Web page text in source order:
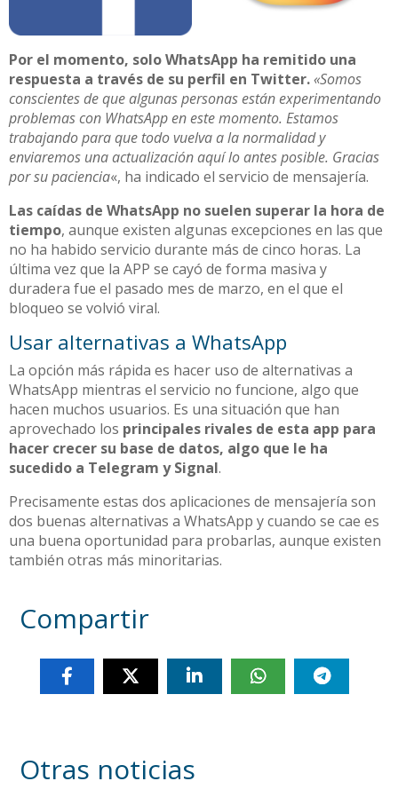
Por el momento, solo WhatsApp ha remitido una
respuesta a través de su perfil en Twitter.«Somos
conscientes de que algunas personas están experimentando
problemas con WhatsApp en este momento. Estamos
trabajando para que todo vuelva a la normalidad y
enviaremos una actualización aquí lo antes posible. Gracias
por su paciencia«, ha indicado el servicio de mensajería.
Las caídas de WhatsApp no suelen superar la hora de
tiempo, aunque existen algunas excepciones en las que
no ha habido servicio durante más de cinco horas. La
última vez que la APP se cayó de forma masiva y
duradera fue el pasado mes de marzo, en el que el
bloqueo se volvió viral.
Usar alternativas a WhatsApp
La opción más rápida es hacer uso de alternativas a
WhatsApp mientras el servicio no funcione, algo que
hacen muchos usuarios. Es una situación que han
aprovechado los principales rivales de esta app para
hacer crecer su base de datos, algo que le ha
sucedido a Telegram y Signal.
Precisamente estas dos aplicaciones de mensajería son
dos buenas alternativas a WhatsApp y cuando se cae es
una buena oportunidad para probarlas, aunque existen
también otras más minoritarias.
Compartir
Otras noticias